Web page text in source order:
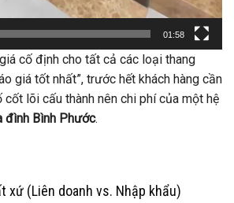
01:58
cố định cho tất cả các loại thang
giá tốt nhất”, trước hết khách hàng cần
cốt lõi cấu thành nên chi phí của một hệ
đình Bình Phước.
xứ (Liên doanh vs. Nhập khẩu)